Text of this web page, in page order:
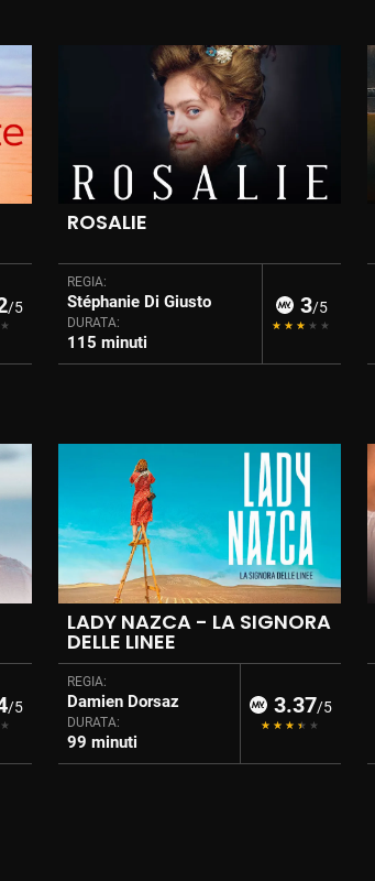
/5
ROSALIE
REGIA:
Stéphanie Di Giusto
DURATA:
115 minuti
3/5
/5
LADY NAZCA - LA SIGNORA
DELLE LINEE
REGIA:
Damien Dorsaz
DURATA:
99 minuti
3.37/5